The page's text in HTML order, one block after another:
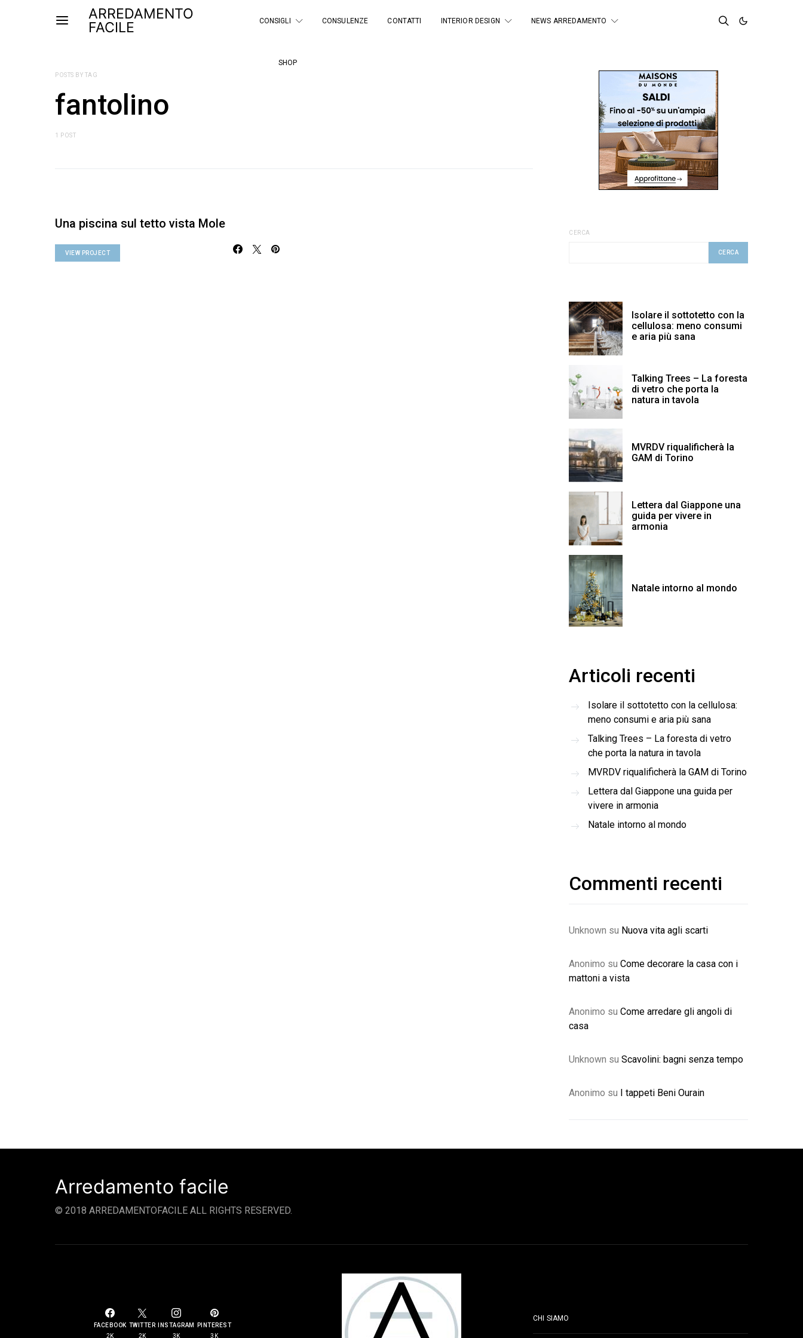
ARREDAMENTO
FACILE
CONSIGLI CONSULENZE CONTATTI INTERIOR DESIGN NEWS ARREDAMENTO
SHOP
POSTS BY TAG
fantolino
1 POST
Una piscina sul tetto vista Mole
VIEW PROJECT
CERCA
CERCA
Isolare il sottotetto con la
cellulosa: meno consumi
e aria più sana
Talking Trees – La foresta
di vetro che porta la
natura in tavola
MVRDV riqualificherà la
GAM di Torino
Lettera dal Giappone una
guida per vivere in
armonia
Natale intorno al mondo
Articoli recenti
Isolare il sottotetto con la cellulosa:
meno consumi e aria più sana
Talking Trees – La foresta di vetro
che porta la natura in tavola
MVRDV riqualificherà la GAM di Torino
Lettera dal Giappone una guida per
vivere in armonia
Natale intorno al mondo
Commenti recenti
Unknown su Nuova vita agli scarti
Anonimo su Come decorare la casa con i
mattoni a vista
Anonimo su Come arredare gli angoli di
casa
Unknown su Scavolini: bagni senza tempo
Anonimo su I tappeti Beni Ourain
Arredamento facile
© 2018 ARREDAMENTOFACILE ALL RIGHTS RESERVED.
FACEBOOK
2K
TWITTER
2K
INSTAGRAM
3K
PINTEREST
3K
CHI SIAMO